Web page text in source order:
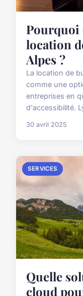
Pourquoi
location
Alpes ?
La location de
comme une
entreprises en
d'accessibilité.
30 avril 2025
SERVICES
Quelle
cloud